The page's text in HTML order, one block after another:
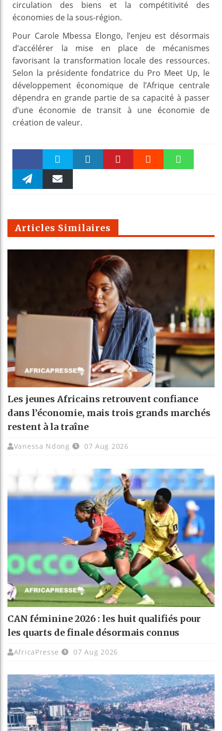
circulation des biens et la compétitivité des
économies de la sous-région.
Pour Carole Mbessa Elongo, l’enjeu est désormais
d’accélérer la mise en place de mécanismes
favorisant la transformation locale des ressources.
Selon la présidente fondatrice du Pro Meet Up, le
développement économique de l’Afrique centrale
dépendra en grande partie de sa capacité à passer
d’une économie de transit à une économie de
création de valeur.
Faceboo Twitter
m
Articles Similaires
Les jeunes Africains retrouvent confiance
dans l’économie, mais trois grands marchés
restent à la traîne
Vanessa Ndong 07 Aug 2026
CAN féminine 2026 : les huit qualifiés pour
les quarts de finale désormais connus
AfricaPresse 07 Aug 2026